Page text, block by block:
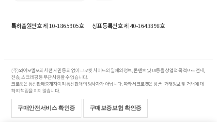
특허출원번호제 10-1865905호 상표등록번호제 40-1643898호
(주)와이오엘오의 사전 서면 동의 없이 크로켓 사이트의 일체의 정보, 콘텐츠 및 UI등을 상업적 목적으로 전재,
전송, 스크래핑 등 무단 사용할 수 없습니다.
크로켓은 통신판매중개자이며 통신판매의 당사자가 아닙니다. 따라서 크로켓은 상품·거래정보 및 거래에 대
하여 책임을 지지 않습니다.
구매안전서비스 확인증 구매보증보험 확인증